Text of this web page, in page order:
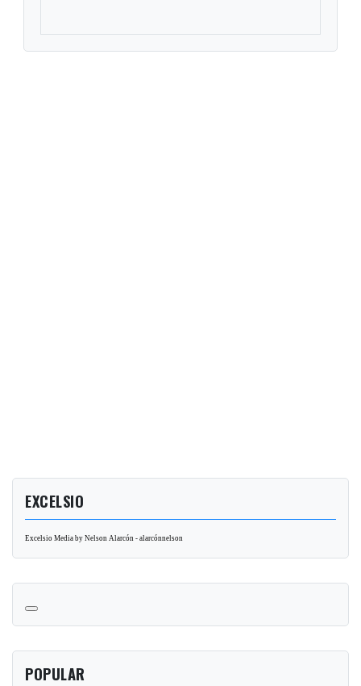
EXCELSIO
Excelsio Media by Nelson Alarcón - alarcónnelson
POPULAR